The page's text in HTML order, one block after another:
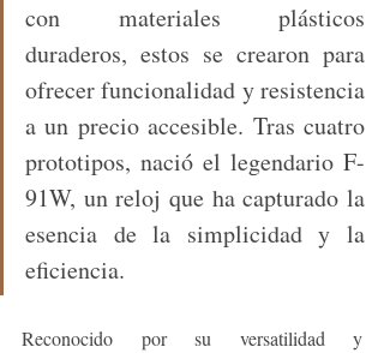
con materiales plásticos
duraderos, estos se crearon para
ofrecer funcionalidad y resistencia
a un precio accesible. Tras cuatro
prototipos, nació el legendario F-
91W, un reloj que ha capturado la
esencia de la simplicidad y la
eficiencia.
Reconocido por su versatilidad y